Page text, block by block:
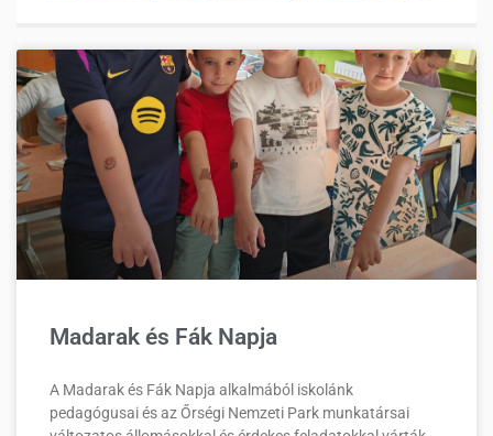
Madarak és Fák Napja
A Madarak és Fák Napja alkalmából iskolánk
pedagógusai és az Őrségi Nemzeti Park munkatársai